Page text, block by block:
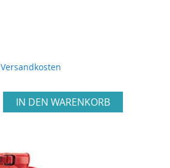
Versandkosten
IN DEN WARENKORB